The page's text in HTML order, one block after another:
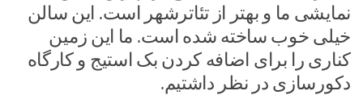
نمایشی ما و بهتر از تئاترشهر است. این سالن
خیلی خوب ساخته شده است. ما این زمین
کناری را برای اضافه کردن بک استیج و کارگاه
دکورسازی در نظر داشتیم.